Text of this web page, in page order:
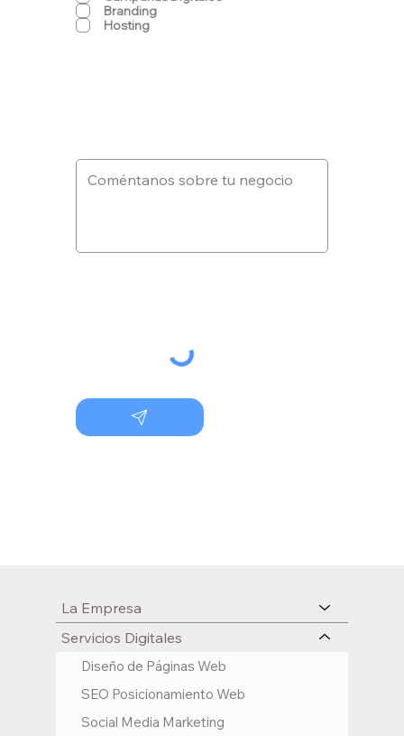
Branding
Hosting
La Empresa
Servicios Digitales
Diseño de Páginas Web
SEO Posicionamiento Web
Social Media Marketing